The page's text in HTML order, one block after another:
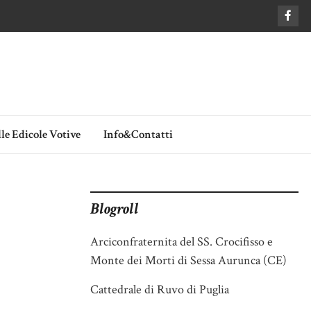
Edicole Votive Info&Contatti
Blogroll
Arciconfraternita del SS. Crocifisso e
Monte dei Morti di Sessa Aurunca (CE)
Cattedrale di Ruvo di Puglia